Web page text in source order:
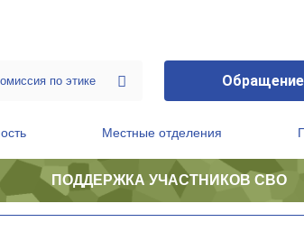
Обращение
Местные отделения
ПОДДЕРЖКА УЧАСТНИКОВ СВО